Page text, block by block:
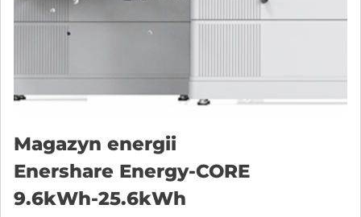
Magazyn energii
Enershare Energy-CORE
9.6kWh-25.6kWh